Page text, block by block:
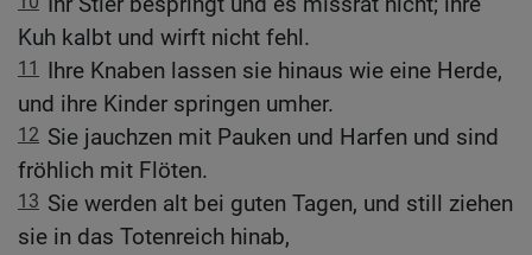
Kuh kalbt und wirft nicht fehl.
11
Ihre Knaben lassen sie hinaus wie eine Herde,
und ihre Kinder springen umher.
12 Sie jauchzen mit Pauken und Harfen und sind
fröhlich mit Flöten.
13 Sie werden alt bei guten Tagen, und still ziehen
sie in das Totenreich hinab,